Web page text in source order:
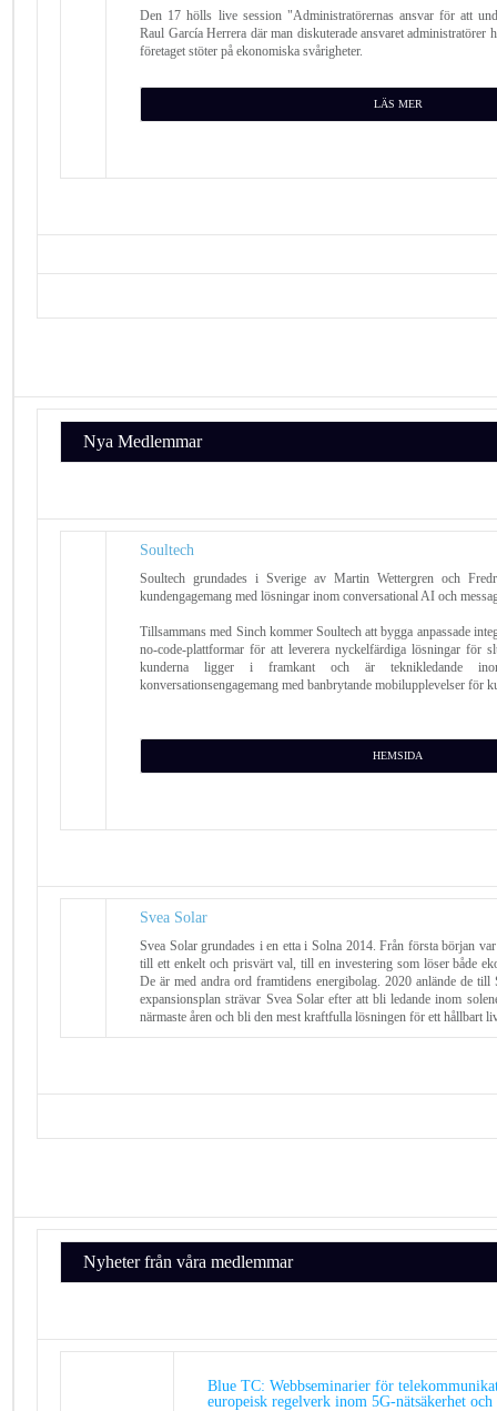
Den 17 hölls live session "Administratörernas ansvar för att
Raul García Herrera där man diskuterade ansvaret
företaget stöter på ekonomiska svårigheter.
LÄS MER
Nya Medlemmar
Soultech
Soultech grundades i Sverige av Martin Wettergren och
kundengagemang med lösningar inom conversational AI och
Tillsammans med Sinch kommer Soultech att bygga anpassade
no-code-plattformar för att leverera nyckelfärdiga lösningar för
kunderna ligger i framkant och är teknikledande
konversationsengagemang med banbrytande mobilupplevelser för
HEMSIDA
Svea Solar
Svea Solar grundades i en etta i Solna 2014. Från första början
till ett enkelt och prisvärt val, till en investering som löser både
De är med andra ord framtidens energibolag. 2020 anlände de
expansionsplan strävar Svea Solar efter att bli ledande inom
närmaste åren och bli den mest kraftfulla lösningen för ett hållbart
Nyheter från våra medlemmar
Blue TC: Webbseminarier för
europeisk regelverk inom 5G-nätsäkerhet